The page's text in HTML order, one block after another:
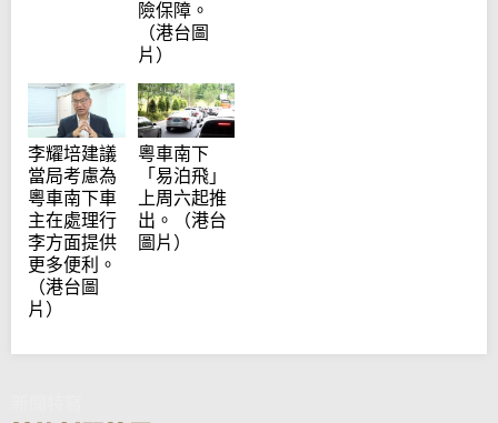
險保障。
（港台圖
片）
李耀培建議
當局考慮為
粵車南下車
主在處理行
李方面提供
更多便利。
（港台圖
片）
粵車南下
「易泊飛」
上周六起推
出。（港台
圖片）